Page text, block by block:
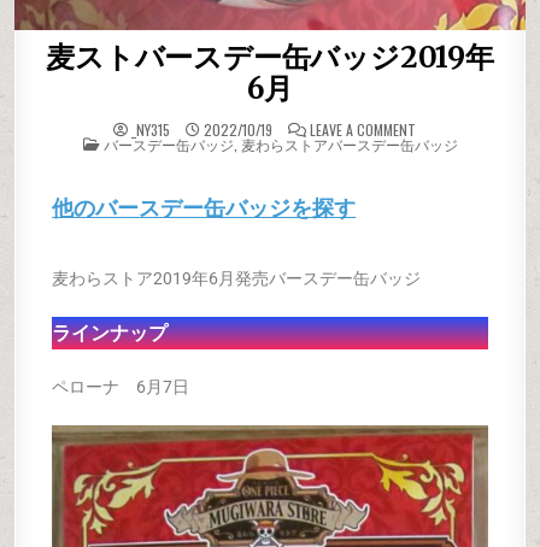
麦ストバースデー缶バッジ2019年
6月
_NY315 2022/10/19 LEAVE A COMMENTON 麦ストバース
POSTED IN
バースデー缶バッジ 麦わらストアバースデー缶バッジ
他のバースデー缶バッジを探す
麦わらストア2019年6月発売バースデー缶バッジ
ラインナップ
ペローナ 6月7日